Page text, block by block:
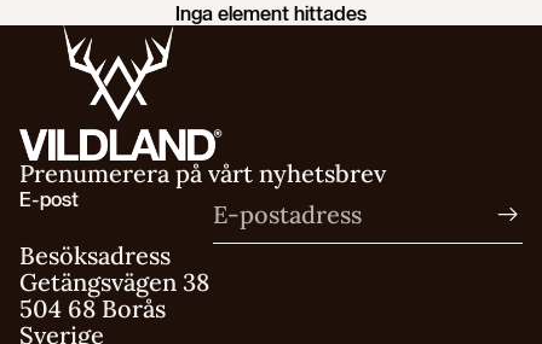
Inga element hittades
Prenumerera på vårt nyhetsbrev
E-post
Besöksadress
Getängsvägen 38
504 68 Borås
Sverige